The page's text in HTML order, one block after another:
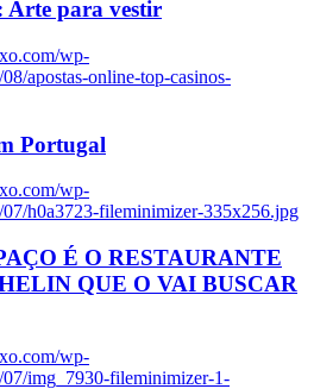
Arte para vestir
wp-
apostas-online-top-casinos-
Portugal
wp-
07/h0a3723-fileminimizer-335x256.jpg
É O RESTAURANTE
QUE O VAI BUSCAR
wp-
07/img_7930-fileminimizer-1-